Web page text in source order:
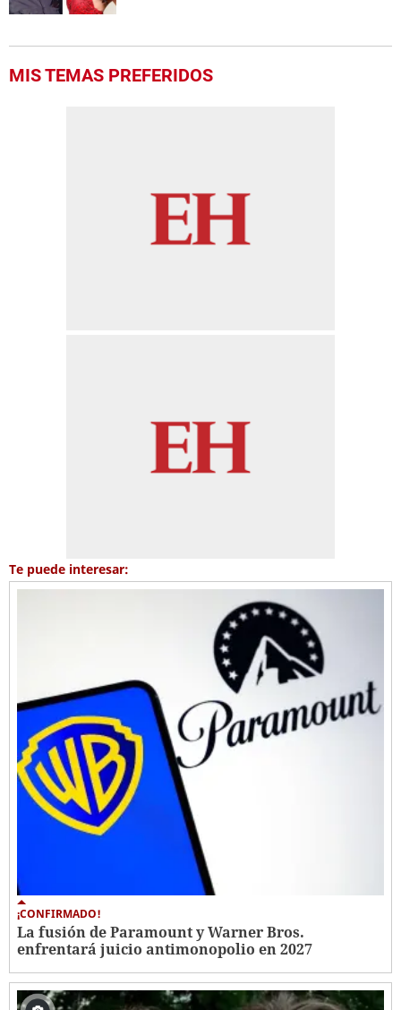
MIS TEMAS PREFERIDOS
Te puede interesar:
¡CONFIRMADO!
La fusión de Paramount y Warner Bros.
enfrentará juicio antimonopolio en 2027